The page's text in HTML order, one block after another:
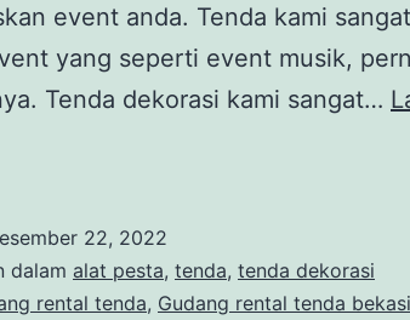
event anda. Tenda kami
yang seperti event musik,
Tenda dekorasi kami sangat…
22, 2022
dalam alat pesta, tenda, tenda dekorasi
rental tenda, Gudang rental tenda bekasi